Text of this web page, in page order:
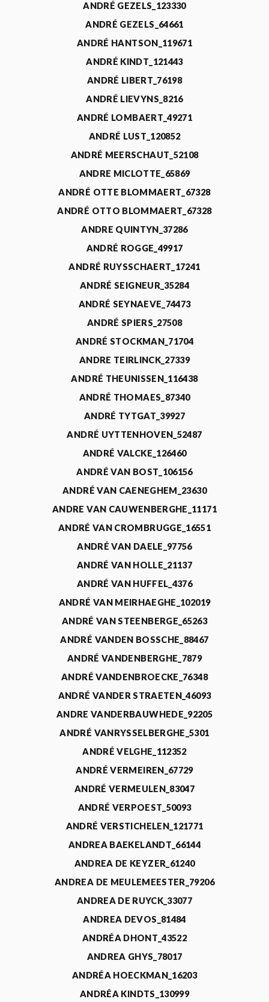
ANDRÉ GEZELS_123330
ANDRÉ GEZELS_64661
ANDRÉ HANTSON_119671
ANDRÉ KINDT_121443
ANDRÉ LIBERT_76198
ANDRÉ LIEVYNS_8216
ANDRÉ LOMBAERT_49271
ANDRÉ LUST_120852
ANDRÉ MEERSCHAUT_52108
ANDRE MICLOTTE_65869
ANDRÉ OTTE BLOMMAERT_67328
ANDRÉ OTTO BLOMMAERT_67328
ANDRE QUINTYN_37286
ANDRÉ ROGGE_49917
ANDRÉ RUYSSCHAERT_17241
ANDRÉ SEIGNEUR_35284
ANDRÉ SEYNAEVE_74473
ANDRÉ SPIERS_27508
ANDRÉ STOCKMAN_71704
ANDRE TEIRLINCK_27339
ANDRÉ THEUNISSEN_116438
ANDRÉ THOMAES_87340
ANDRÉ TYTGAT_39927
ANDRÉ UYTTENHOVEN_52487
ANDRÉ VALCKE_126460
ANDRÉ VAN BOST_106156
ANDRÉ VAN CAENEGHEM_23630
ANDRE VAN CAUWENBERGHE_11171
ANDRÉ VAN CROMBRUGGE_16551
ANDRÉ VAN DAELE_97756
ANDRÉ VAN HOLLE_21137
ANDRÉ VAN HUFFEL_4376
ANDRÉ VAN MEIRHAEGHE_102019
ANDRÉ VAN STEENBERGE_65263
ANDRÉ VANDEN BOSSCHE_88467
ANDRÉ VANDENBERGHE_7879
ANDRÉ VANDENBROECKE_76348
ANDRÉ VANDER STRAETEN_46093
ANDRE VANDERBAUWHEDE_92205
ANDRÉ VANRYSSELBERGHE_5301
ANDRÉ VELGHE_112352
ANDRÉ VERMEIREN_67729
ANDRÉ VERMEULEN_83047
ANDRÉ VERPOEST_50093
ANDRÉ VERSTICHELEN_121771
ANDREA BAEKELANDT_66144
ANDREA DE KEYZER_61240
ANDREA DE MEULEMEESTER_79206
ANDREA DE RUYCK_33077
ANDREA DEVOS_81484
ANDRÉA DHONT_43522
ANDREA GHYS_78017
ANDRÉA HOECKMAN_16203
ANDRÉA KINDTS_130999